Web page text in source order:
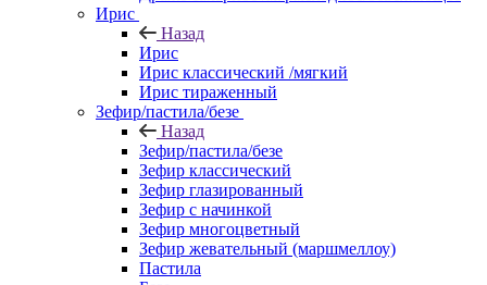
Ирис
Назад
Ирис
Ирис классический /мягкий
Ирис тираженный
Зефир/пастила/безе
Назад
Зефир/пастила/безе
Зефир классический
Зефир глазированный
Зефир с начинкой
Зефир многоцветный
Зефир жевательный (маршмеллоу)
Пастила